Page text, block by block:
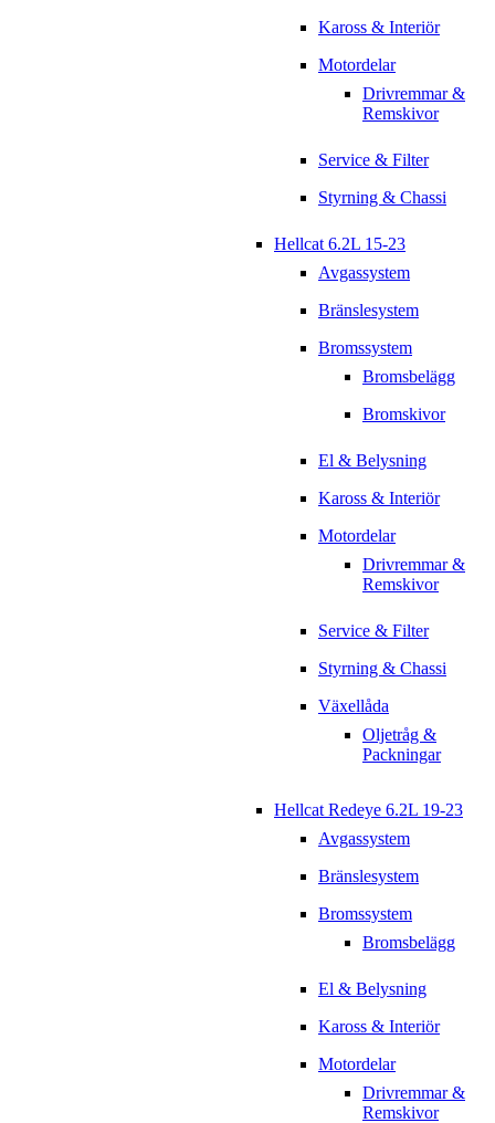
Kaross & Interiör
Motordelar
Drivremmar &
Remskivor
Service & Filter
Styrning & Chassi
Hellcat 6.2L 15-23
Avgassystem
Bränslesystem
Bromssystem
Bromsbelägg
Bromskivor
El & Belysning
Kaross & Interiör
Motordelar
Drivremmar &
Remskivor
Service & Filter
Styrning & Chassi
Växellåda
Oljetråg &
Packningar
Hellcat Redeye 6.2L 19-23
Avgassystem
Bränslesystem
Bromssystem
Bromsbelägg
El & Belysning
Kaross & Interiör
Motordelar
Drivremmar &
Remskivor